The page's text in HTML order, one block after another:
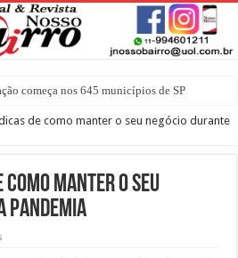
começa nos 645 municípios de SP
de como manter o seu negócio durante
como manter o seu
pandemia